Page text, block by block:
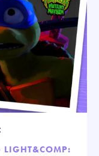
LIGHT&COMP: